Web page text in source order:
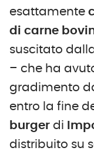
esattamente
di carne
suscitato
– che ha
gradimento
entro la fine
burger di
distribuito su